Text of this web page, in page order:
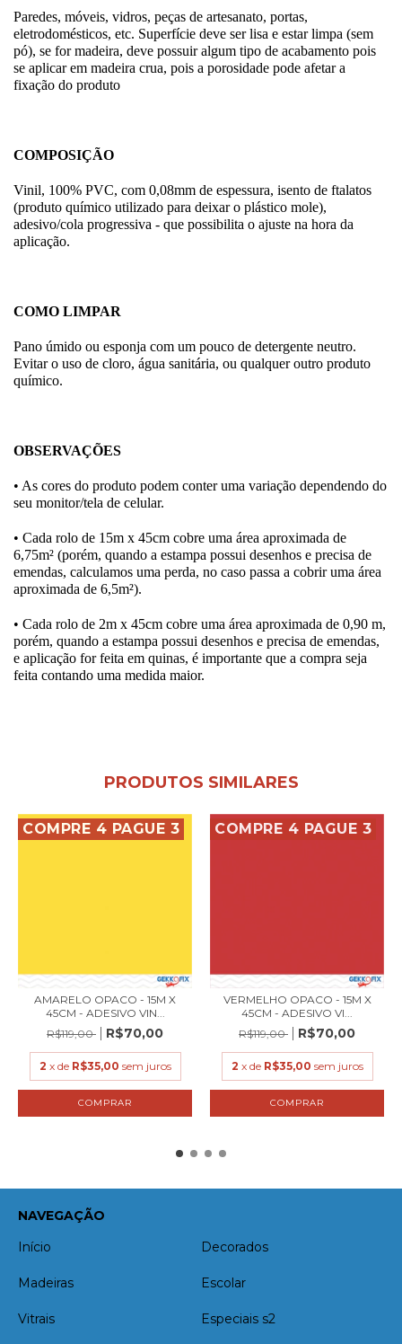
Paredes, móveis, vidros, peças de artesanato, portas,
eletrodomésticos, etc. Superfície deve ser lisa e estar limpa (sem
pó), se for madeira, deve possuir algum tipo de acabamento pois
se aplicar em madeira crua, pois a porosidade pode afetar a
fixação do produto
COMPOSIÇÃO
Vinil, 100% PVC, com 0,08mm de espessura, isento de ftalatos
(produto químico utilizado para deixar o plástico mole),
adesivo/cola progressiva - que possibilita o ajuste na hora da
aplicação.
COMO LIMPAR
Pano úmido ou esponja com um pouco de detergente neutro.
Evitar o uso de cloro, água sanitária, ou qualquer outro produto
químico.
OBSERVAÇÕES
• As cores do produto podem conter uma variação dependendo do
seu monitor/tela de celular.
• Cada rolo de 15m x 45cm cobre uma área aproximada de
6,75m² (porém, quando a estampa possui desenhos e precisa de
emendas, calculamos uma perda, no caso passa a cobrir uma área
aproximada de 6,5m²).
• Cada rolo de 2m x 45cm cobre uma área aproximada de 0,90 m,
porém, quando a estampa possui desenhos e precisa de emendas,
e aplicação for feita em quinas, é importante que a compra seja
feita contando uma medida maior.
PRODUTOS SIMILARES
COMPRE 4 PAGUE 3
AMARELO OPACO - 15M X
45CM - ADESIVO VIN...
R$119,00
R$70,00
2 x de R$35,00 sem juros
COMPRE 4 PAGUE 3
VERMELHO OPACO - 15M X
45CM - ADESIVO VI...
R$119,00
R$70,00
2 x de R$35,00 sem juros
NAVEGAÇÃO
Início
Decorados
Madeiras Escolar
Vitrais Especiais s2